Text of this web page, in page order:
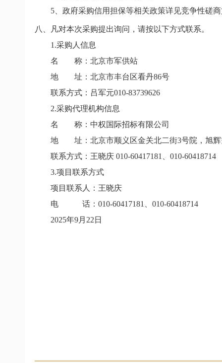
5 、政府采购信用担保等相关政策详见竞争性磋
八、凡对本次采购提出询问，请按以下方式联系。
1.采购人信息
名 称：北京市军供站
地 址：北京市丰台区看丹86号
联系方式：吕军元010-83739626
2.采购代理机构信息
名 称：中权国际招标有限公司
地 址：北京市顺义区金关北二街3号院，旭辉
联系方式：王晓庆 010-60417181、010-60418714
3.项目联系方式
项目联系人：王晓庆
电 话：010-60417181、010-60418714
2025年9月22日